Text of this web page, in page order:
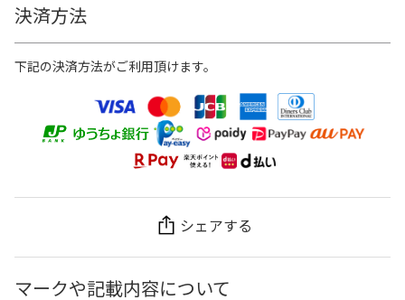
決済方法
下記の決済方法がご利用頂けます。
シェアする
マークや記載内容について